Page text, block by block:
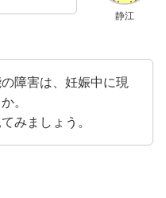
静江
障害は、妊娠中に現
。
みましょう。